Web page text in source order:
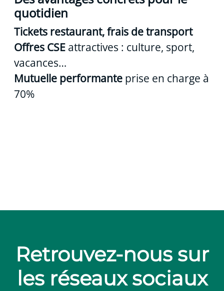
quotidien
Tickets restaurant, frais de transport
Offres CSE attractives : culture, sport,
vacances…
Mutuelle performante prise en charge à
70%
Retrouvez-nous sur
les réseaux sociaux